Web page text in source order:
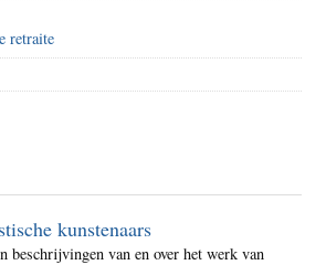
retraite
kunstenaars
beschrijvingen van en over het werk van